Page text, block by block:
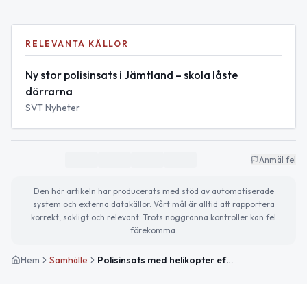
RELEVANTA KÄLLOR
Ny stor polisinsats i Jämtland – skola låste
dörrarna
SVT Nyheter
Anmäl fel
Den här artikeln har producerats med stöd av automatiserade
system och externa datakällor. Vårt mål är alltid att rapportera
korrekt, sakligt och relevant. Trots noggranna kontroller kan fel
förekomma.
Hem Samhälle Polisinsats med helikopter efter inbrott i Nälden